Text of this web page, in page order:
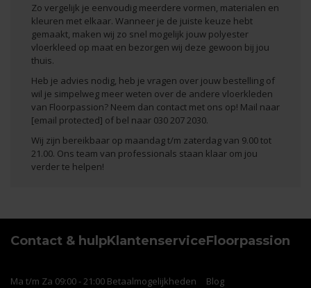
Zo vergelijk je eenvoudig meerdere vormen, materialen en
kleuren met elkaar. Wanneer je de juiste keuze hebt
gemaakt, maken wij zo snel mogelijk jouw polyester
vloerkleed op maat en bezorgen wij deze gewoon bij jou
thuis.
Heb je advies nodig, heb je vragen over jouw bestelling of
wil je simpelweg meer weten over de andere vloerkleden
van Floorpassion? Neem dan contact met ons op! Mail naar
[email protected] of bel naar 030 207 2030.
Wij zijn bereikbaar op maandag t/m zaterdag van 9.00 tot
21.00. Ons team van professionals staan klaar om jou
verder te helpen!
Contact & hulp
Ma t/m Za 09:00 - 21:00
Klantenservice
Betaalmogelijkheden
Floorpassion
Blog